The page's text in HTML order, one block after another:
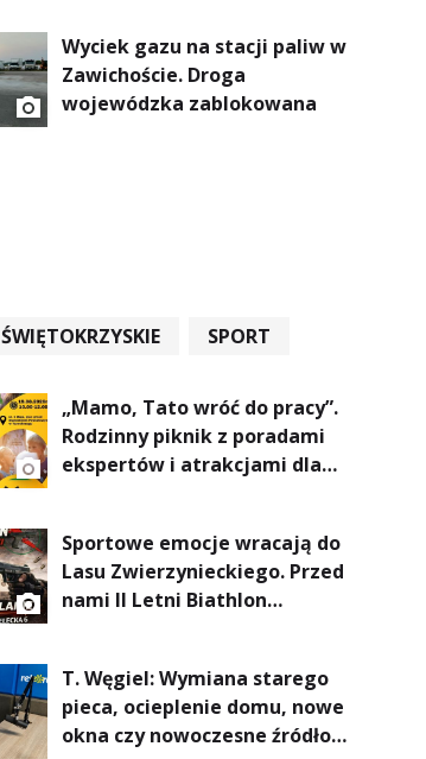
Wyciek gazu na stacji paliw w
Zawichoście. Droga
wojewódzka zablokowana
ŚWIĘTOKRZYSKIE
SPORT
„Mamo, Tato wróć do pracy”.
Rodzinny piknik z poradami
ekspertów i atrakcjami dla
Sportowe emocje wracają do
Lasu Zwierzynieckiego. Przed
nami II Letni Biathlon
T. Węgiel: Wymiana starego
pieca, ocieplenie domu, nowe
okna czy nowoczesne źródło